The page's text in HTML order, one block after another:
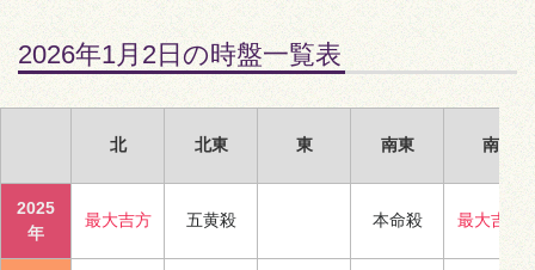
2026年1月2日の時盤一覧表
北 北東 東 南東 南
2025
年
最大吉方 五黄殺 本命殺 最大吉方